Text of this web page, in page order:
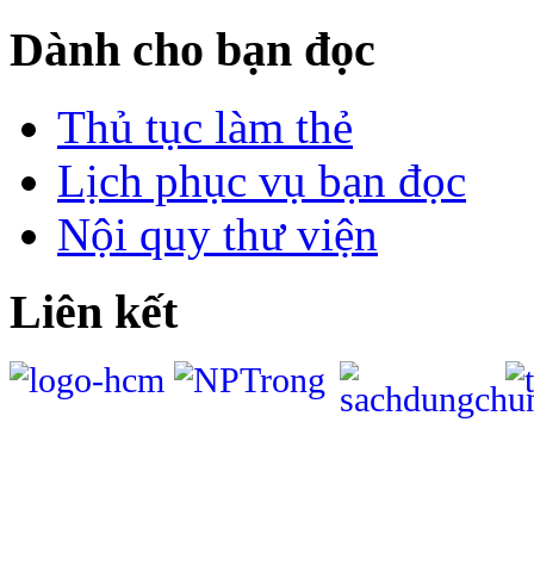
Dành cho bạn đọc
Thủ tục làm thẻ
Lịch phục vụ bạn đọc
Nội quy thư viện
Liên kết